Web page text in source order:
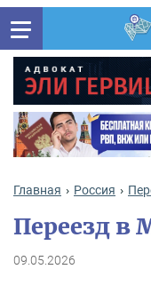
Главная Россия
Переезд
09.05.2026